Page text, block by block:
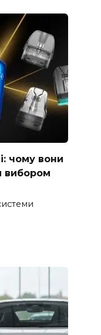
чому вони
вибором